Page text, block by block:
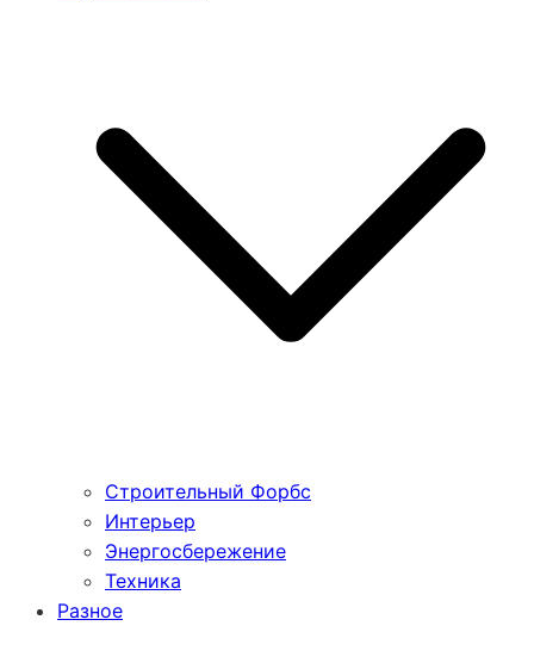
Строительный Форбс
Интерьер
Энергосбережение
Техника
Разное